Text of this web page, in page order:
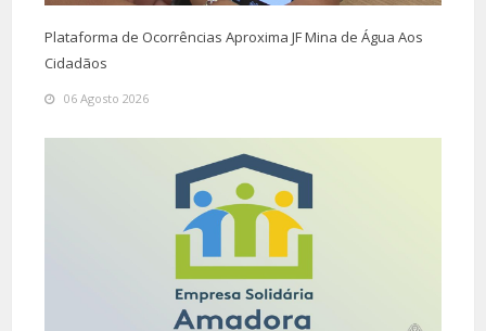
Plataforma de Ocorrências Aproxima JF Mina de Água Aos
Cidadãos
06 Agosto 2026